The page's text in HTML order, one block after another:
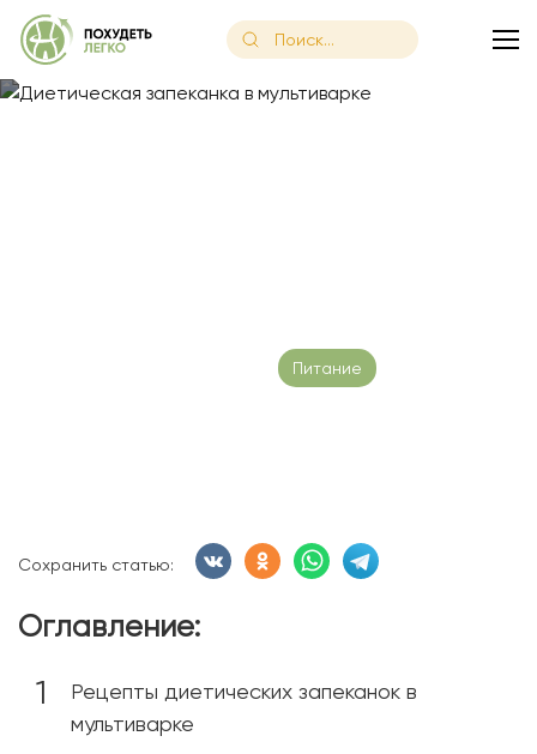
Питание
Сохранить статью:
Оглавление:
Рецепты диетических запеканок в
мультиварке